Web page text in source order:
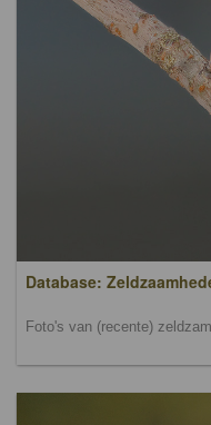
Database:
Foto's van (recente)